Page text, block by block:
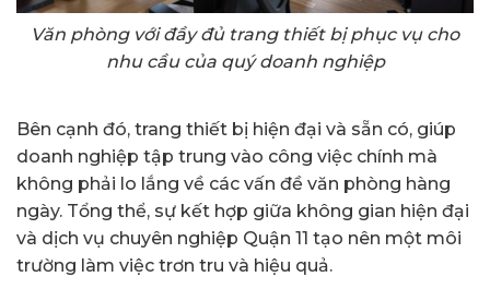
Văn phòng với đầy đủ trang thiết bị phục vụ cho
nhu cầu của quý doanh nghiệp
Bên cạnh đó, trang thiết bị hiện đại và sẵn có, giúp
doanh nghiệp tập trung vào công việc chính mà
không phải lo lắng về các vấn đề văn phòng hàng
ngày. Tổng thể, sự kết hợp giữa không gian hiện đại
và dịch vụ chuyên nghiệp Quận 11 tạo nên một môi
trường làm việc trơn tru và hiệu quả.